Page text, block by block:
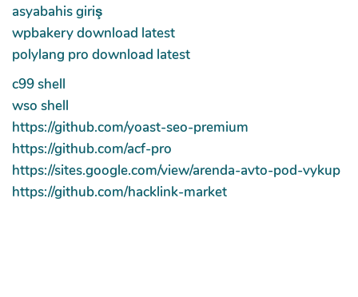
asyabahis giriş
wpbakery download latest
polylang pro download latest
c99 shell
wso shell
https://github.com/yoast-seo-premium
https://github.com/acf-pro
https://sites.google.com/view/arenda-avto-pod-vykup
https://github.com/hacklink-market